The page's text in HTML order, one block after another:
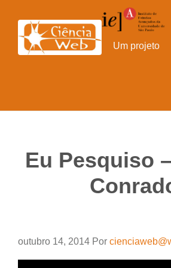
para
conteúdo
Um projeto
Eu Pesquiso
outubro 14, 2014 Por